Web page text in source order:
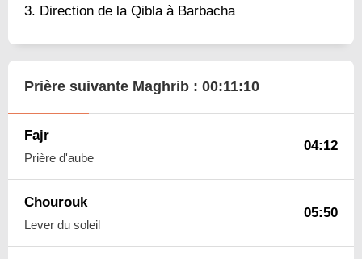
Direction de la Qibla à Barbacha
Prière suivante Maghrib : 00:11:09
Fajr
Prière d'aube
04:12
Chourouk
Lever du soleil
05:50